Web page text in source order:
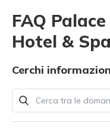
FAQ
Hotel & Spa
Cerchi